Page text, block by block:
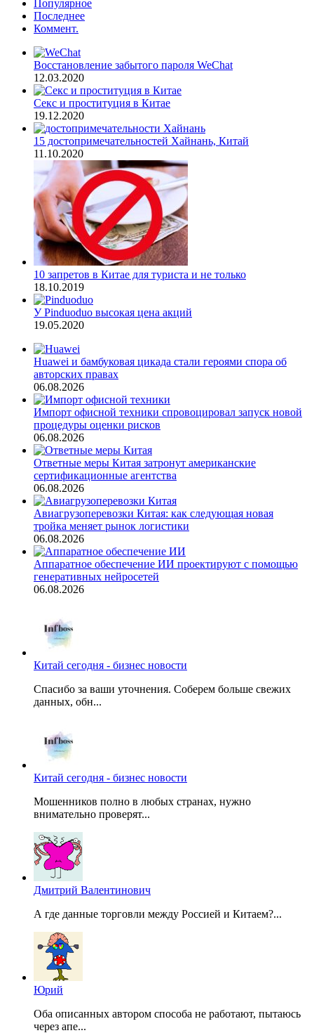
Популярное
Последнее
Коммент.
Восстановление забытого пароля WeChat
12.03.2020
Секс и проституция в Китае
19.12.2020
15 достопримечательностей Хайнань, Китай
11.10.2020
10 запретов в Китае для туриста и не только
18.10.2019
У Pinduoduo высокая цена акций
19.05.2020
Huawei и бамбуковая цикада стали героями спора об
авторских правах
06.08.2026
Импорт офисной техники спровоцировал запуск новой
процедуры оценки рисков
06.08.2026
Ответные меры Китая затронут американские
сертификационные агентства
06.08.2026
Авиагрузоперевозки Китая: как следующая новая
тройка меняет рынок логистики
06.08.2026
Аппаратное обеспечение ИИ проектируют с помощью
генеративных нейросетей
06.08.2026
Китай сегодня - бизнес новости
Спасибо за ваши уточнения. Соберем больше свежих
данных, обн...
Китай сегодня - бизнес новости
Мошенников полно в любых странах, нужно
внимательно проверят...
Дмитрий Валентинович
А где данные торговли между Россией и Китаем?...
Юрий
Оба описанных автором способа не работают, пытаюсь
через апе...